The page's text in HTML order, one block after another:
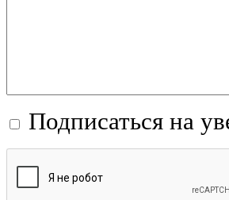
Подписаться на